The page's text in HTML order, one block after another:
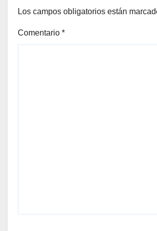
Los campos obligatorios están
Comentario *